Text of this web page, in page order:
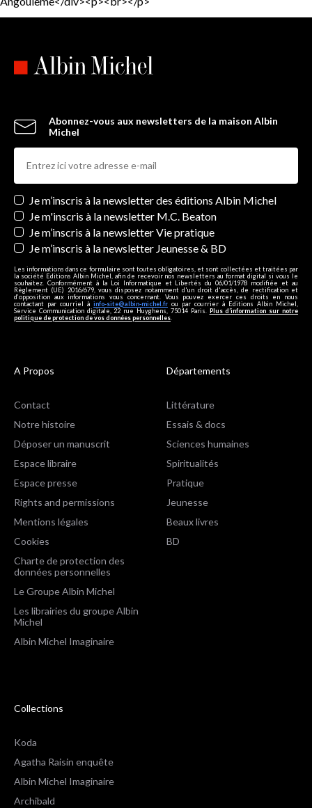
Abonnez-vous aux newsletters de la maison Albin
Michel
Newsletters
Je m’inscris à la newsletter des éditions Albin Michel
Je m'inscris à la newsletter M.C. Beaton
Je m’inscris à la newsletter Vie pratique
Je m’inscris à la newsletter Jeunesse & BD
Les informations dans ce formulaire sont toutes obligatoires, et sont collectées et traitées par
la société Editions Albin Michel, afin de recevoir nos newsletters au format digital si vous le
souhaitez. Conformément à la Loi Informatique et Libertés du 06/01/1978 modifiée et au
Règlement (UE) 2016/679, vous disposez notamment d'un droit d'accès, de rectification et
d’opposition aux informations vous concernant. Vous pouvez exercer ces droits en nous
contactant par courriel à info-site@albin-michel.fr ou par courrier à Editions Albin Michel,
Service Communication digitale, 22 rue Huyghens, 75014 Paris. Plus d’information sur notre
politique de protection de vos données personnelles
A Propos
Contact
Notre histoire
Déposer un manuscrit
Espace libraire
Espace presse
Rights and permissions
Mentions légales
Cookies
Charte de protection des
données personnelles
Le Groupe Albin Michel
Les librairies du groupe Albin
Michel
Albin Michel Imaginaire
Départements
Littérature
Essais & docs
Sciences humaines
Spiritualités
Pratique
Jeunesse
Beaux livres
BD
Collections
Koda
Agatha Raisin enquête
Albin Michel Imaginaire
Archibald